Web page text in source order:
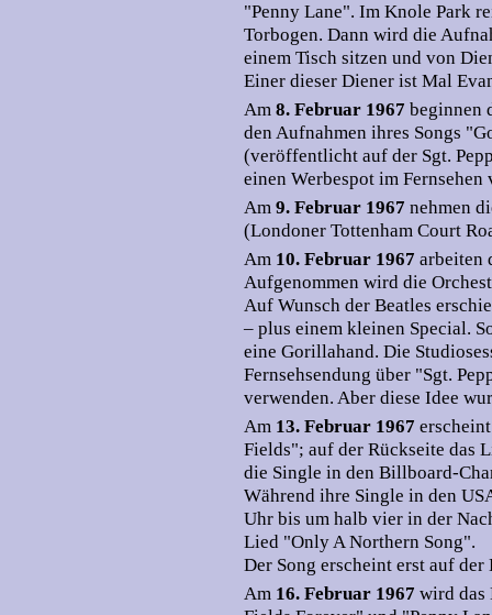
"Penny Lane". Im Knole Park
Torbogen. Dann wird die
einem Tisch sitzen und von
Einer dieser Diener ist Mal
Am 8. Februar 1967 beginnen
den Aufnahmen ihres Songs
(veröffentlicht auf der Sgt.
einen Werbespot im
Am 9. Februar 1967 nehmen
(Londoner Tottenham Court
Am 10. Februar 1967 arbeiten
Aufgenommen wird die
Auf Wunsch der Beatles
– plus einem kleinen Special.
eine Gorillahand. Die
Fernsehsendung über "Sgt.
verwenden. Aber diese Idee
Am 13. Februar 1967
Fields"; auf der Rückseite das
die Single in den Billboard-
Während ihre Single in den
Uhr bis um halb vier in der
Lied "Only A Northern Song".
Der Song erscheint erst auf
Am 16. Februar 1967 wird das